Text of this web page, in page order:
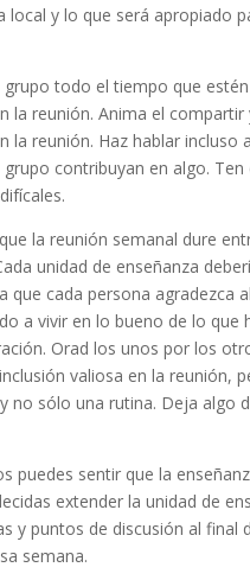
local y lo que será apropiado
grupo todo el tiempo que
la reunión. Anima el
la reunión. Haz hablar
contribuyan en algo.
la reunión semanal dure
unidad de enseñanza
que cada persona agradezca
a vivir en lo bueno de lo
Orad los unos por los
valiosa en la reunión,
no sólo una rutina. Deja algo
puedes sentir que la
extender la unidad de
y puntos de discusión al
semana.